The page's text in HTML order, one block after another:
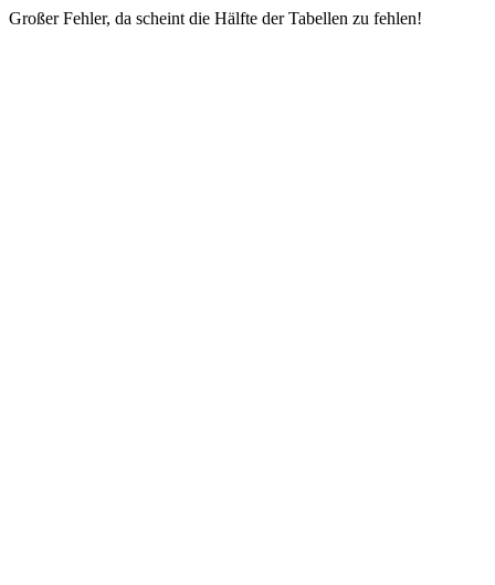
Großer Fehler, da scheint die Hälfte der Tabellen zu fehlen!